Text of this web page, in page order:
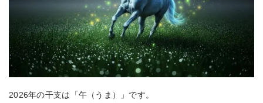
2026年の干支は「午（うま）」です。